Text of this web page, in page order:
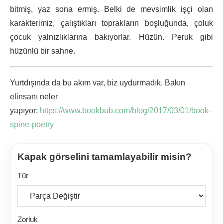
bitmiş, yaz sona ermiş. Belki de mevsimlik işçi olan
karakterimiz, çalıştıkları toprakların boşluğunda, çoluk
çocuk yalnızlıklarına bakıyorlar. Hüzün. Peruk gibi
hüzünlü bir sahne.
Yurtdışında da bu akım var, biz uydurmadık. Bakın
elinsanı neler
yapıyor: https://www.bookbub.com/blog/2017/03/01/book-
spine-poetry
Kapak görselini tamamlayabilir misin?
Tür
Zorluk